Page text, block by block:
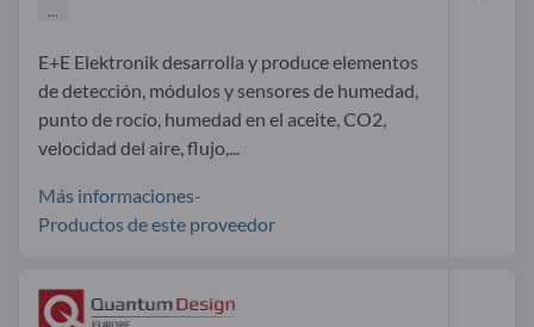
...
E+E Elektronik desarrolla y produce elementos
de detección, módulos y sensores de humedad,
punto de rocío, humedad en el aceite, CO2,
velocidad del aire, flujo,...
Más informaciones-
Productos de este proveedor